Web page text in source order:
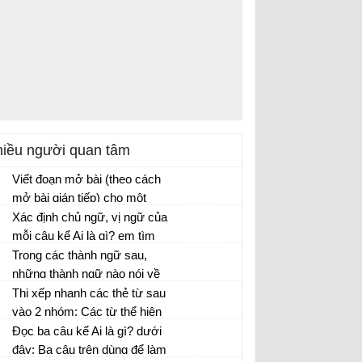
người quan tâm
Viết đoạn mở bài (theo cách
mở bài gián tiếp) cho một
trong ba bài văn tả cây
phượng, cây hoa mai hoặc
cây dừa, theo gợi ý sau:
Xác định chủ ngữ, vị ngữ của
mỗi câu kể Ai là gì? em tìm
được ở hoạt động 1. Ghi kết
quả vào bảng nhóm.
Trong các thành ngữ sau,
những thành ngữ nào nói về
lòng dũng cảm?
Thi xếp nhanh các thẻ từ sau
vào 2 nhóm: Các từ thể hiện
phẩm chất, vẻ đẹp của tâm
hồn và các từ miêu tả mức độ
Đọc ba câu kể Ai là gì? dưới
đây: Ba câu trên dùng để làm